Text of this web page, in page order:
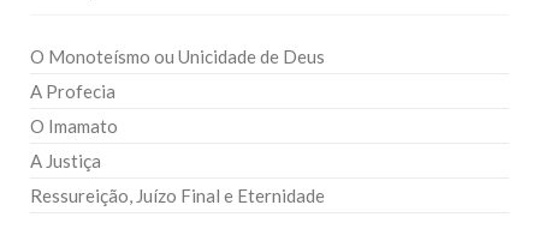
O Monoteísmo ou Unicidade de Deus
A Profecia
O Imamato
A Justiça
Ressureição, Juízo Final e Eternidade